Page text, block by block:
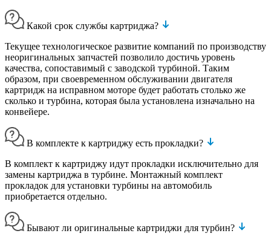
Какой срок службы картриджа?
Текущее технологическое развитие компаний по производству
неоригинальных запчастей позволило достичь уровень
качества, сопоставимый с заводской турбиной. Таким
образом, при своевременном обслуживании двигателя
картридж на исправном моторе будет работать столько же
сколько и турбина, которая была установлена изначально на
конвейере.
В комплекте к картриджу есть прокладки?
В комплект к картриджу идут прокладки исключительно для
замены картриджа в турбине. Монтажный комплект
прокладок для установки турбины на автомобиль
приобретается отдельно.
Бывают ли оригинальные картриджи для турбин?